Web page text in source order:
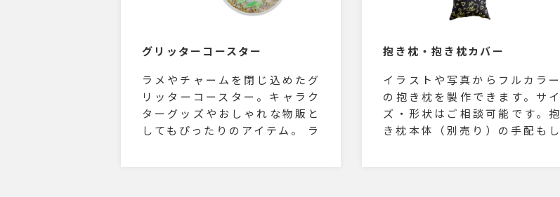
色印刷が可能なので、企業やブ
いただけます。
グリッターコースター
ラメやチャームを閉じ込めたグ
リッターコースター。キャラク
ターグッズやおしゃれな物販と
してもぴったりのアイテム。 ラ
抱き枕・抱き枕カバー
イラストや写真からフルカラー
の抱き枕を製作できます。サイ
ズ・形状はご相談可能です。抱
き枕本体（別売り）の手配もし